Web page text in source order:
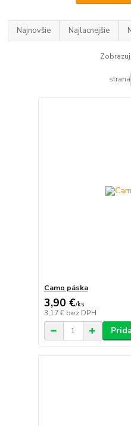
Najnovšie Najlacnejšie
strana
Camo páska
3,90 €/ks
3,17 € bez DPH